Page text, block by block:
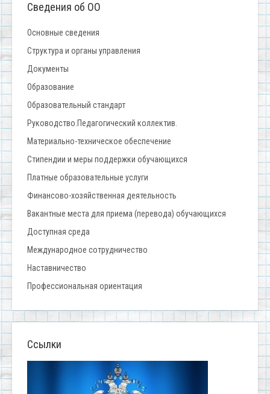
Сведения об ОО
Основные сведения
Структура и органы управления
Документы
Образование
Образовательный стандарт
Руководство.Педагогический коллектив.
Материально-техническое обеспечение
Стипендии и меры поддержки обучающихся
Платные образовательные услуги
Финансово-хозяйственная деятельность
Вакантные места для приема (перевода) обучающихся
Доступная среда
Международное сотрудничество
Наставничество
Профессиональная ориентация
Ссылки